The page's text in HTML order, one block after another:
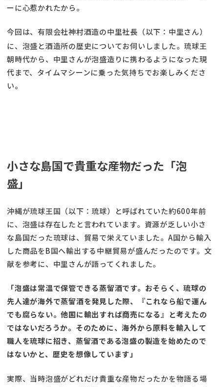
ーに心惹かれたから。
今回は、有限会社神村酒造の中里社長（以下：中里さん）
に、泡盛と酒造所の歴史についてお伺いしました。琉球王
朝時代から、中里さんが泡盛造りに携わるようになった現
代まで、タイムマシーンに乗った気持ちでお楽しみくださ
い。
小さな島国で貴重な産物だった「泡
盛」
沖縄が琉球王国（以下：琉球）と呼ばれていた約600年前
に、泡盛は存在したと言われています。資源が乏しい小さ
な島国だった琉球は、貿易で栄えていました。A国から輸入
した商品をB国へ輸出する中継貿易が盛んだったのです。文
献を参考に、中里さんが語ってくれました。
「泡盛は常温で保管できる蒸留酒です。おそらく、琉球の
先人達が海外で蒸留酒を発見した際、『これなら船で運ん
でも腐らない。他国に輸出すれば商売になる』と考えたの
ではないだろうか。そのために、海外から原料を輸入して
職人を琉球に招き、蒸留酒である泡盛の製造を始めたので
はないかと、歴史を想像しています」
実際、当時泡盛がどれだけ貴重な産物だったかを物語る場